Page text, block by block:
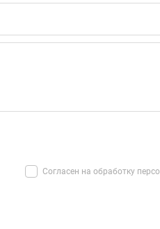
Согласен на обработку